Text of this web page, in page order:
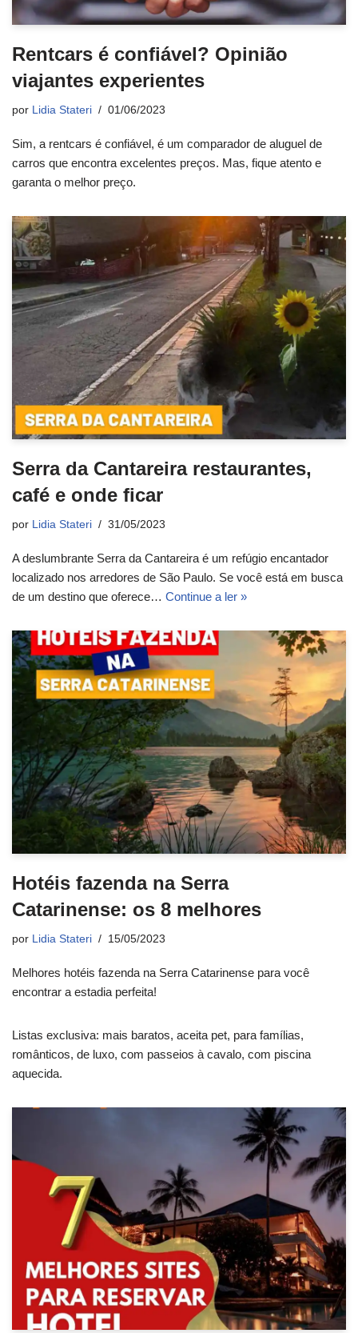
Rentcars é confiável? Opinião
viajantes experientes
por Lidia Stateri 01/06/2023
Sim, a rentcars é confiável, é um comparador de aluguel de
carros que encontra excelentes preços. Mas, fique atento e
garanta o melhor preço.
Serra da Cantareira restaurantes,
café e onde ficar
por Lidia Stateri 31/05/2023
A deslumbrante Serra da Cantareira é um refúgio encantador
localizado nos arredores de São Paulo. Se você está em busca
de um destino que oferece… Continue a ler »
Hotéis fazenda na Serra
Catarinense: os 8 melhores
por Lidia Stateri 15/05/2023
Melhores hotéis fazenda na Serra Catarinense para você
encontrar a estadia perfeita!
Listas exclusiva: mais baratos, aceita pet, para famílias,
românticos, de luxo, com passeios à cavalo, com piscina
aquecida.